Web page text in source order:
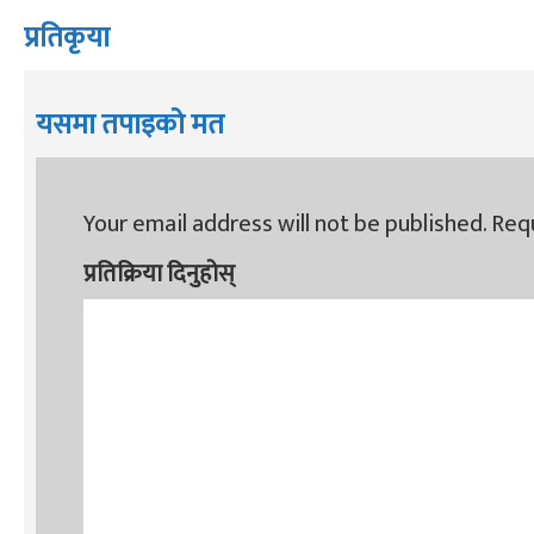
प्रतिकृया
यसमा तपाइको मत
Your email address will not be published.
प्रतिक्रिया दिनुहोस्